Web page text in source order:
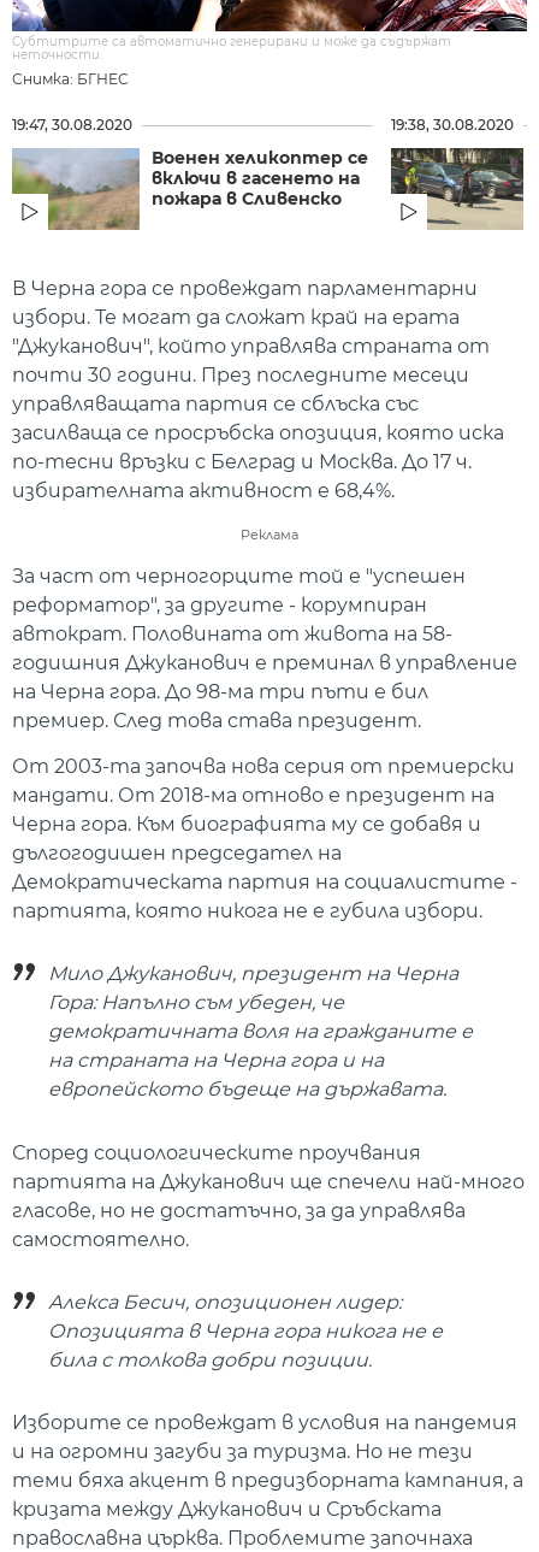
Снимка: БГНЕС
Субтитрите са автоматично генерирани и може да съдържат
неточности.
19:47, 30.08.2020
Военен хеликоптер се
включи в гасенето на
пожара в Сливенско
19:38, 30.08.2020
В Черна гора се провеждат парламентарни
избори. Те могат да сложат край на ерата
"Джуканович", който управлява страната от
почти 30 години. През последните месеци
управляващата партия се сблъска със
засилваща се просръбска опозиция, която иска
по-тесни връзки с Белград и Москва. До 17 ч.
избирателната активност е 68,4%.
Реклама
За част от черногорците той е "успешен
реформатор", за другите - корумпиран
автократ. Половината от живота на 58-
годишния Джуканович е преминал в управление
на Черна гора. До 98-ма три пъти е бил
премиер. След това става президент.
От 2003-та започва нова серия от премиерски
мандати. От 2018-ма отново е президент на
Черна гора. Към биографията му се добавя и
дългогодишен председател на
Демократическата партия на социалистите -
партията, която никога не е губила избори.
Мило Джуканович, президент на Черна
Гора: Напълно съм убеден, че
демократичната воля на гражданите е
на страната на Черна гора и на
европейското бъдеще на държавата.
Според социологическите проучвания
партията на Джуканович ще спечели най-много
гласове, но не достатъчно, за да управлява
самостоятелно.
Алекса Бесич, опозиционен лидер:
Опозицията в Черна гора никога не е
била с толкова добри позиции.
Изборите се провеждат в условия на пандемия
и на огромни загуби за туризма. Но не тези
теми бяха акцент в предизборната кампания, а
кризата между Джуканович и Сръбската
православна църква. Проблемите започнаха